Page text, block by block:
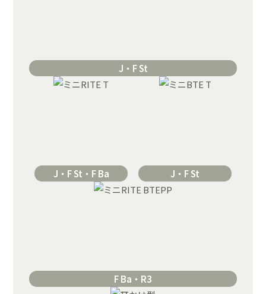
J・F St
J・F St・F Ba J・F St
F Ba・R3